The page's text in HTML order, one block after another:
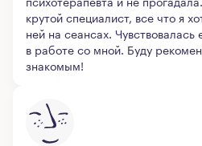
крутой специалист, все что я
ней на сеансах.
в работе со мной. Буду
знакомым!